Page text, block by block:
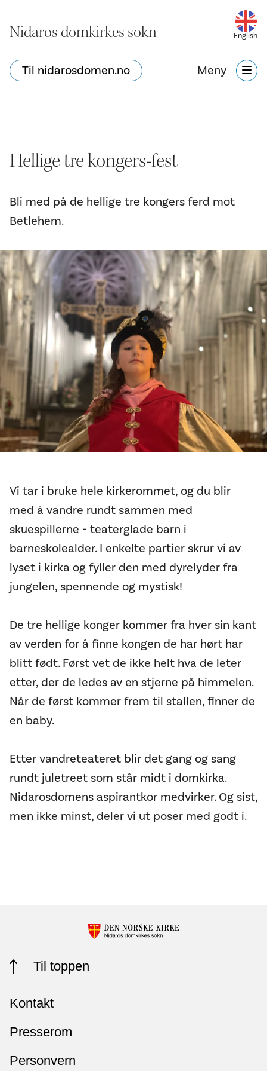
Nidaros domkirkes sokn English
Til nidarosdomen.no Meny
Hellige tre kongers-fest
Bli med på de hellige tre kongers ferd mot
Betlehem.
Vi tar i bruke hele kirkerommet, og du blir
med å vandre rundt sammen med
skuespillerne - teaterglade barn i
barneskolealder. I enkelte partier skrur vi av
lyset i kirka og fyller den med dyrelyder fra
jungelen, spennende og mystisk!
De tre hellige konger kommer fra hver sin kant
av verden for å finne kongen de har hørt har
blitt født. Først vet de ikke helt hva de leter
etter, der de ledes av en stjerne på himmelen.
Når de først kommer frem til stallen, finner de
en baby.
Etter vandreteateret blir det gang og sang
rundt juletreet som står midt i domkirka.
Nidarosdomens aspirantkor medvirker. Og sist,
men ikke minst, deler vi ut poser med godt i.
Kontakt
Presserom
Personvern
Til toppen